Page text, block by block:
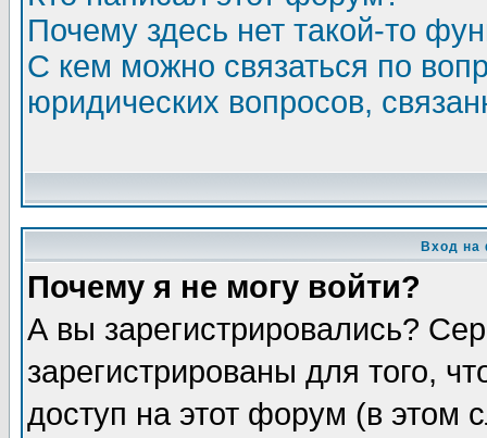
Почему здесь нет такой-то
С кем можно связаться по
юридических вопросов,
Вход на
Почему я не могу войти?
А вы зарегистрировались?
зарегистрированы для того,
доступ на этот форум (в этом